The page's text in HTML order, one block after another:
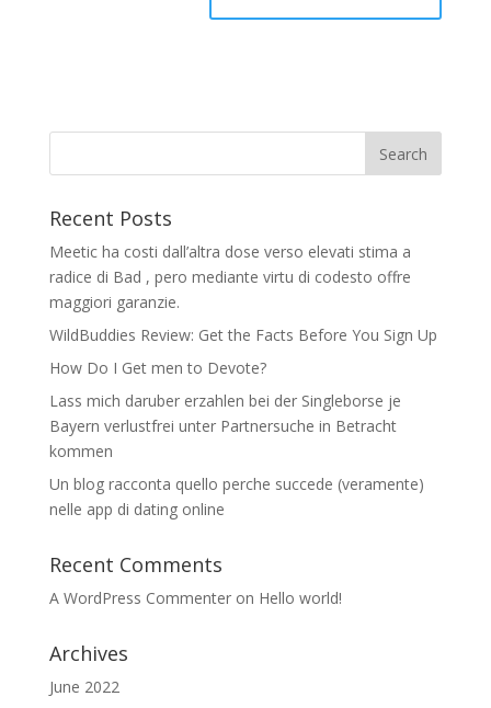
Recent Posts
Meetic ha costi dall’altra dose verso elevati stima a
radice di Bad , pero mediante virtu di codesto offre
maggiori garanzie.
WildBuddies Review: Get the Facts Before You Sign Up
How Do I Get men to Devote?
Lass mich daruber erzahlen bei der Singleborse je
Bayern verlustfrei unter Partnersuche in Betracht
kommen
Un blog racconta quello perche succede (veramente)
nelle app di dating online
Recent Comments
A WordPress Commenteron Hello world!
Archives
June 2022